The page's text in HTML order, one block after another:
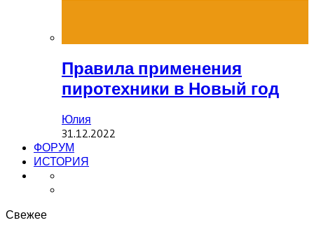
Правила применения
пиротехники в Новый год
Юлия
31.12.2022
ФОРУМ
ИСТОРИЯ
Свежее